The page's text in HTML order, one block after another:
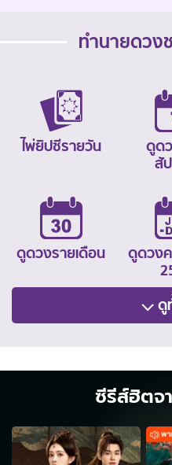
ทำนายดวง
ไพ่ยิปซีรายวัน
ดูด
สั
ดูดวงรายเดือน
ดูดวง
ดู
ซีรีส์ฮิตจ